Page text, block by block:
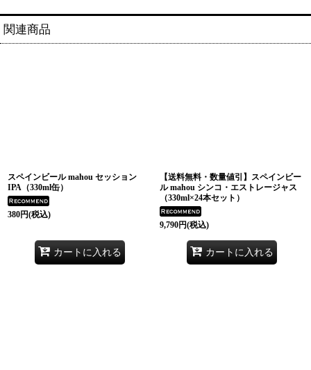
関連商品
スペインビール mahou セッション
IPA（330ml缶）
380円(税込)
カートに入れる
【送料無料・数量値引】スペインビー
ル mahou シンコ・エストレージャス
（330ml×24本セット）
9,790円(税込)
カートに入れる